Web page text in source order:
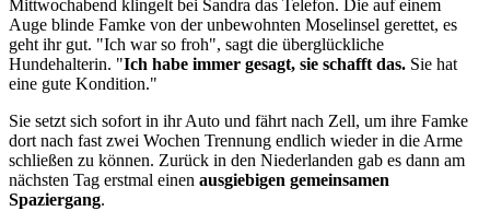
Mittwochabend klingelt bei Sandra das Telefon. Die auf einem
Auge blinde Famke von der unbewohnten Moselinsel gerettet, es
geht ihr gut. "Ich war so froh", sagt die überglückliche
Hundehalterin. "Ich habe immer gesagt, sie schafft das. Sie hat
eine gute Kondition."
Sie setzt sich sofort in ihr Auto und fährt nach Zell, um ihre Famke
dort nach fast zwei Wochen Trennung endlich wieder in die Arme
schließen zu können. Zurück in den Niederlanden gab es dann am
nächsten Tag erstmal einen ausgiebigen gemeinsamen
Spaziergang.